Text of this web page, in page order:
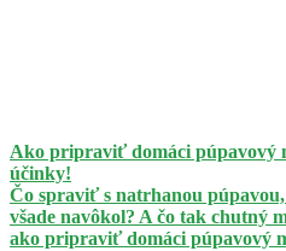
Ako pripraviť domáci púpavový
účinky!
Čo spraviť s natrhanou
všade navôkol? A čo tak chutný
ako pripraviť domáci púpavový